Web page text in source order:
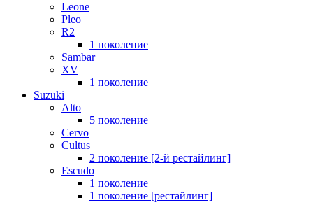
Leone
Pleo
R2
1 поколение
Sambar
XV
1 поколение
Suzuki
Alto
5 поколение
Cervo
Cultus
2 поколение [2-й рестайлинг]
Escudo
1 поколение
1 поколение [рестайлинг]